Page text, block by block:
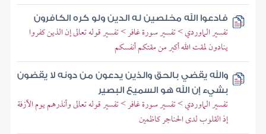
فادعوا الله مخلصين له الدين ولو كره الكافرون
تفسير الماوردي > تفسير سورة غافر > تفسير قوله تعالى إن الذين كفروا
ينادون لمقت الله أكبر من مقتكم أنفسكم
والله يقضي بالحق والذين يدعون من دونه لا يقضون
بشيء إن الله هو السميع البصير
تفسير الماوردي > تفسير سورة غافر > تفسير قوله تعالى وأنذرهم يوم الآزفة
إذ القلوب لدى الحناجر كاظمين